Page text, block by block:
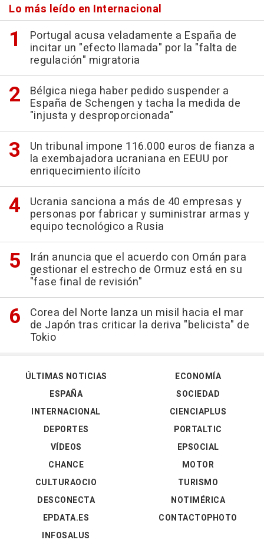
Lo más leído en Internacional
Portugal acusa veladamente a España de
incitar un "efecto llamada" por la "falta de
regulación" migratoria
Bélgica niega haber pedido suspender a
España de Schengen y tacha la medida de
"injusta y desproporcionada"
Un tribunal impone 116.000 euros de fianza a
la exembajadora ucraniana en EEUU por
enriquecimiento ilícito
Ucrania sanciona a más de 40 empresas y
personas por fabricar y suministrar armas y
equipo tecnológico a Rusia
Irán anuncia que el acuerdo con Omán para
gestionar el estrecho de Ormuz está en su
"fase final de revisión"
Corea del Norte lanza un misil hacia el mar
de Japón tras criticar la deriva "belicista" de
Tokio
ÚLTIMAS NOTICIAS
ESPAÑA
INTERNACIONAL
DEPORTES
VÍDEOS
ECONOMÍA
SOCIEDAD
CIENCIAPLUS
PORTALTIC
EPSOCIAL
CHANCE
CULTURAOCIO
DESCONECTA
EPDATA.ES
INFOSALUS
MOTOR
TURISMO
NOTIMÉRICA
CONTACTOPHOTO